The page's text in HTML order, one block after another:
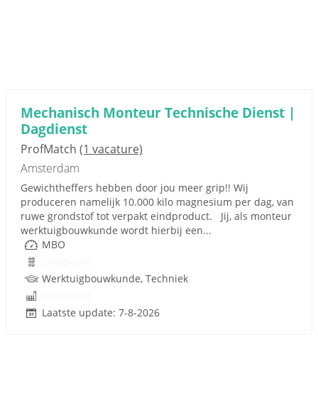
Mechanisch Monteur Technische Dienst |
Dagdienst
ProfMatch (1 vacature)
Amsterdam
Gewichtheffers hebben door jou meer grip!! Wij
produceren namelijk 10.000 kilo magnesium per dag, van
ruwe grondstof tot verpakt eindproduct. Jij, als monteur
werktuigbouwkunde wordt hierbij een...
MBO
Werktuigbouwkunde, Techniek
Laatste update: 7-8-2026